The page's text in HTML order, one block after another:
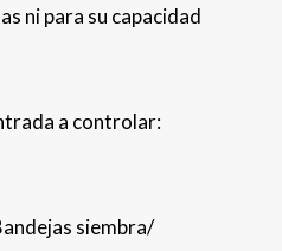
ni para su capacidad
a controlar:
siembra/